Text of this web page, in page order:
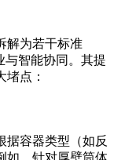
解为若干标准
与智能协同。其提
点：
据容器类型（如反